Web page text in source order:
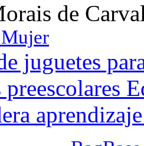
de
juguetes